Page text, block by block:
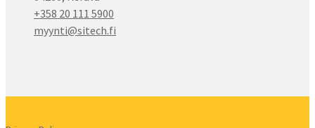
+358 20 111 5900
myynti@sitech.fi